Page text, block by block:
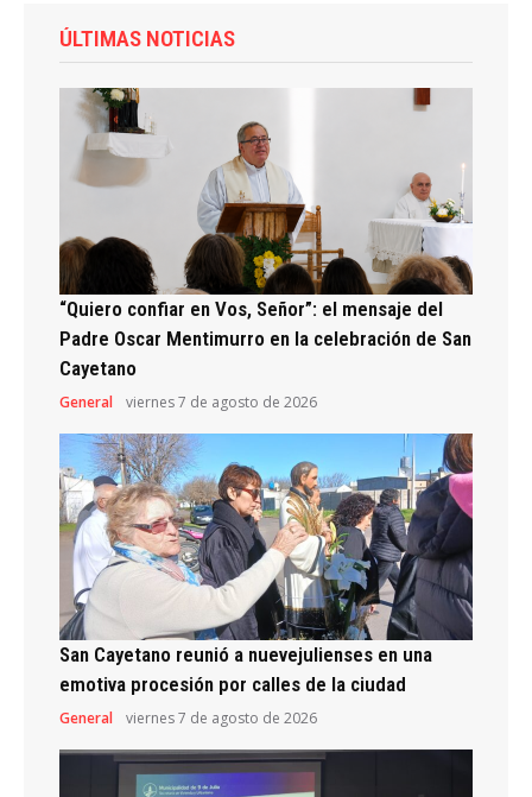
ÚLTIMAS NOTICIAS
“Quiero confiar en Vos, Señor”: el mensaje del
Padre Oscar Mentimurro en la celebración de San
Cayetano
General viernes 7 de agosto de 2026
San Cayetano reunió a nuevejulienses en una
emotiva procesión por calles de la ciudad
General viernes 7 de agosto de 2026